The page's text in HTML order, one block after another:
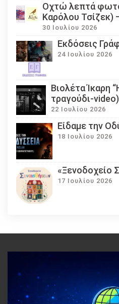
Οχτώ λεπτά
Καρόλου Τσίζεκ)
30 Ιουλίου 2026
Εκδόσεις
24 Ιουλίου 2026
Βιολέτα Ίκαρη
τραγούδι-video)
22 Ιουλίου 2026
Eίδαμε την
18 Ιουλίου 2026
«Ξενοδοχείο
17 Ιουλίου 2026